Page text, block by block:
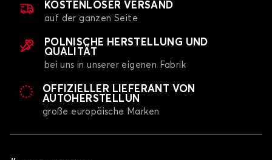
KOSTENLOSER VERSAND
auf der ganzen Seite
POLNISCHE HERSTELLUNG UND
QUALITÄT
bei uns in unserer eigenen Fabrik
OFFIZIELLER LIEFERANT VON
AUTOHERSTELLUN
große europäische Marken